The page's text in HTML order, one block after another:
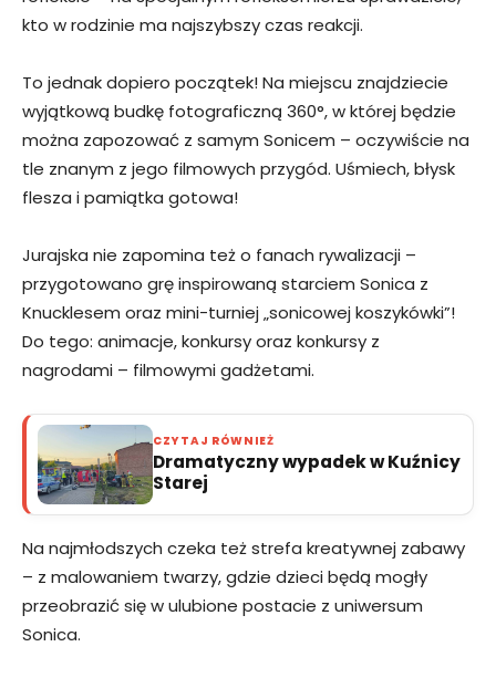
kto w rodzinie ma najszybszy czas reakcji.
To jednak dopiero początek! Na miejscu znajdziecie
wyjątkową budkę fotograficzną 360°, w której będzie
można zapozować z samym Sonicem – oczywiście na
tle znanym z jego filmowych przygód. Uśmiech, błysk
flesza i pamiątka gotowa!
Jurajska nie zapomina też o fanach rywalizacji –
przygotowano grę inspirowaną starciem Sonica z
Knucklesem oraz mini-turniej „sonicowej koszykówki”!
Do tego: animacje, konkursy oraz konkursy z
nagrodami – filmowymi gadżetami.
CZYTAJ RÓWNIEŻ
Dramatyczny wypadek w Kuźnicy
Starej
Na najmłodszych czeka też strefa kreatywnej zabawy
– z malowaniem twarzy, gdzie dzieci będą mogły
przeobrazić się w ulubione postacie z uniwersum
Sonica.